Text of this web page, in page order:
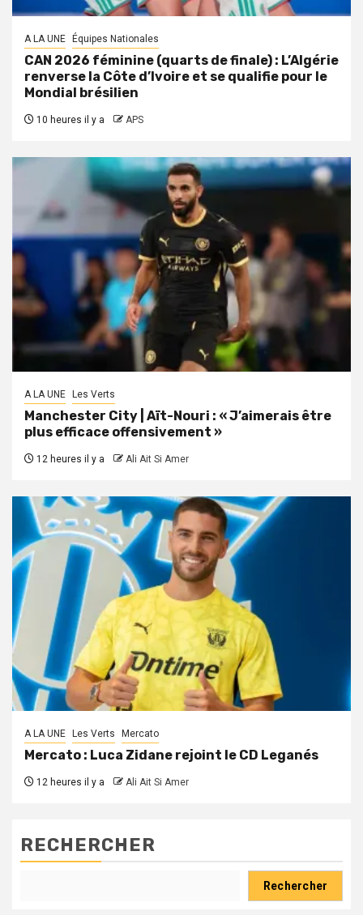
A LA UNE Équipes Nationales
CAN 2026 féminine (quarts de finale) : L’Algérie
renverse la Côte d’Ivoire et se qualifie pour le
Mondial brésilien
10 heures il y a APS
A LA UNE Les Verts
Manchester City | Aït-Nouri : « J’aimerais être
plus efficace offensivement »
12 heures il y a Ali Ait Si Amer
A LA UNE Les Verts Mercato
Mercato : Luca Zidane rejoint le CD Leganés
12 heures il y a Ali Ait Si Amer
RECHERCHER
Rechercher